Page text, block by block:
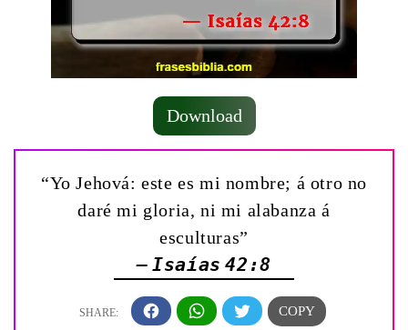
Download
“Yo Jehová: este es mi nombre; á otro no
daré mi gloria, ni mi alabanza á
esculturas”
— Isaías 42:8